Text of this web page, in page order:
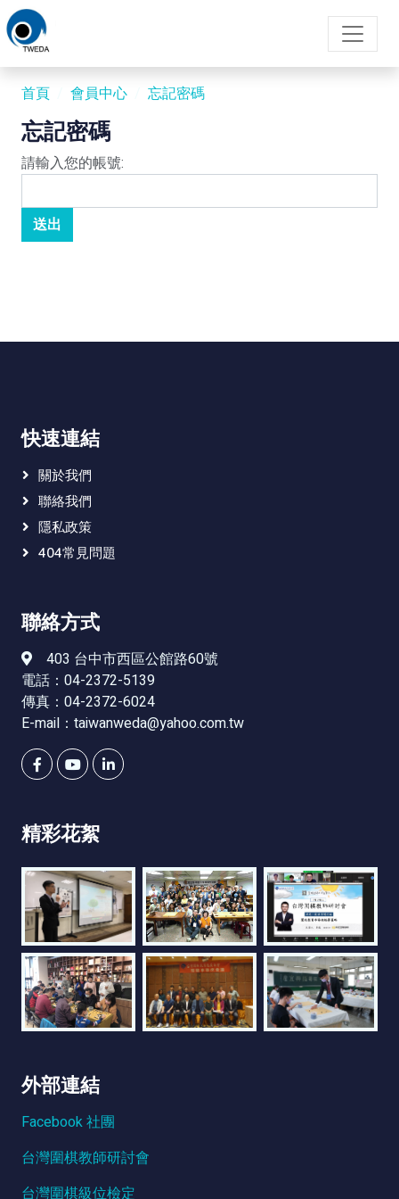
首頁 會員中心 忘記密碼
忘記密碼
請輸入您的帳號:
快速連結
關於我們
聯絡我們
隱私政策
404常見問題
聯絡方式
403 台中市西區公館路60號
電話：04-2372-5139
傳真：04-2372-6024
E-mail： taiwanweda@yahoo.com.tw
精彩花絮
外部連結
Facebook 社團
台灣圍棋教師研討會
台灣圍棋級位檢定